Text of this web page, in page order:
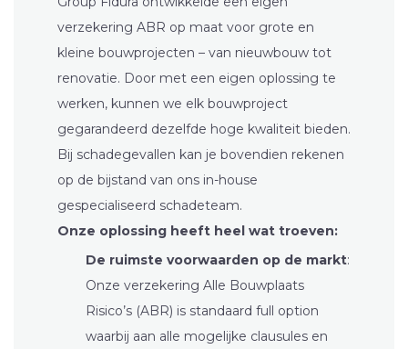
verzekering ABR op maat voor grote en
kleine bouwprojecten – van nieuwbouw tot
renovatie. Door met een eigen oplossing te
werken, kunnen we elk bouwproject
gegarandeerd dezelfde hoge kwaliteit bieden.
Bij schadegevallen kan je bovendien rekenen
op de bijstand van ons in-house
gespecialiseerd schadeteam.
Onze oplossing heeft heel wat troeven:
De ruimste voorwaarden op de markt:
Onze verzekering Alle Bouwplaats
Risico’s (ABR) is standaard full option
waarbij aan alle mogelijke clausules en